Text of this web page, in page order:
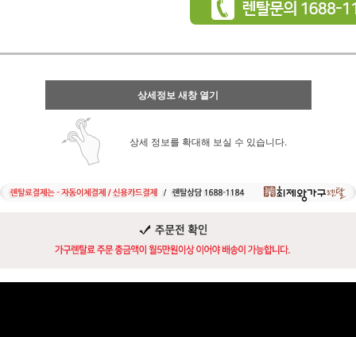
상세정보 새창 열기
상세 정보를 확대해 보실 수 있습니다.